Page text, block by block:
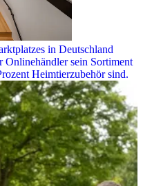
in Deutschland
Onlinehändler sein Sortiment
Heimtierzubehör sind.